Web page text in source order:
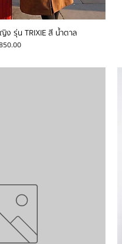
ญิง รุ่น TRIXIE สี น้ำตาล
คา